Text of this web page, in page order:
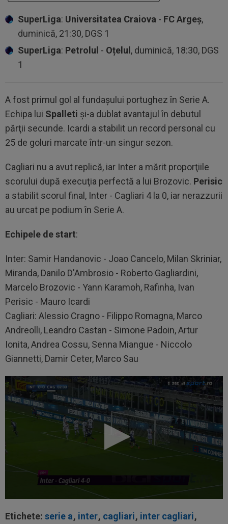
SuperLiga: Universitatea Craiova - FC Argeș,
duminică, 21:30, DGS 1
SuperLiga: Petrolul - Oțelul, duminică, 18:30, DGS
1
A fost primul gol al fundaşului portughez în Serie A.
Echipa lui Spalleti şi-a dublat avantajul în debutul
părţii secunde. Icardi a stabilit un record personal cu
25 de goluri marcate într-un singur sezon.
Cagliari nu a avut replică, iar Inter a mărit proporţiile
scorului după execuţia perfectă a lui Brozovic. Perisic
a stabilit scorul final, Inter - Cagliari 4 la 0, iar nerazzurii
au urcat pe podium în Serie A.
Echipele de start:
Inter: Samir Handanovic - Joao Cancelo, Milan Skriniar,
Miranda, Danilo D'Ambrosio - Roberto Gagliardini,
Marcelo Brozovic - Yann Karamoh, Rafinha, Ivan
Perisic - Mauro Icardi
Cagliari: Alessio Cragno - Filippo Romagna, Marco
Andreolli, Leandro Castan - Simone Padoin, Artur
Ionita, Andrea Cossu, Senna Miangue - Niccolo
Giannetti, Damir Ceter, Marco Sau
Etichete: serie a, inter, cagliari, inter cagliari,